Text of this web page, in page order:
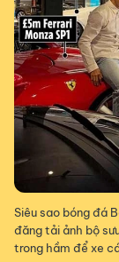
Siêu sao bóng đá
đăng tải ảnh bộ
trong hầm để xe